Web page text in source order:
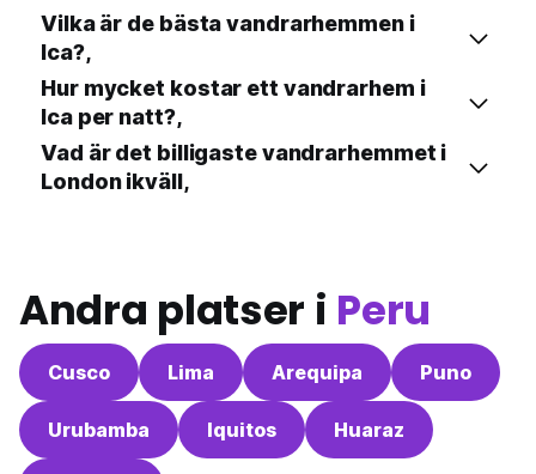
Vilka är de bästa vandrarhemmen i
Ica?,
Hur mycket kostar ett vandrarhem i
Ica per natt?,
Vad är det billigaste vandrarhemmet i
London ikväll,
Andra platser i Peru
Cusco Lima Arequipa Puno
Urubamba Iquitos Huaraz